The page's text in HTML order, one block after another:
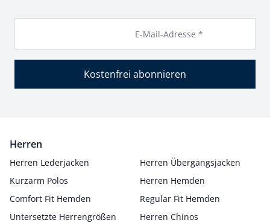
E-Mail-Adresse *
Kostenfrei abonnieren
Herren
Herren Lederjacken
Herren Übergangsjacken
Kurzarm Polos
Herren Hemden
Comfort Fit Hemden
Regular Fit Hemden
Untersetzte Herrengrößen
Herren Chinos